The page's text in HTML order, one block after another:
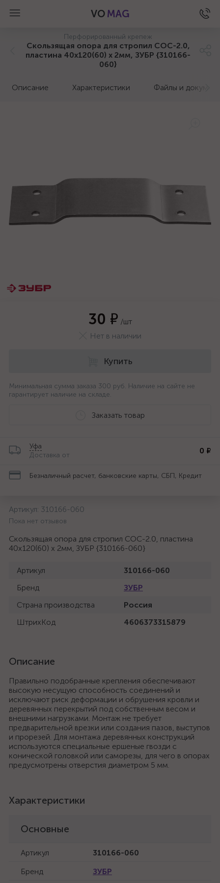
VO MAG
Перфорированный крепеж
Скользящая опора для стропил СОС-2.0,
пластина 40x120(60) x 2мм, ЗУБР {310166-
060}
Описание Характеристики Файлы и
30 ₽ /шт
Нет в наличии
Купить
Минимальная сумма заказа 300 руб. Наличие на сайте не
гарантирует наличие на складе.
Заказать товар
Уфа
Доставка от
0 ₽
Безналичный расчет, банковские карты, СБП, Кредит
Артикул: 310166-060
Пока нет отзывов
Скользящая опора для стропил СОС-2.0, пластина
40x120(60) x 2мм, ЗУБР {310166-060}
Артикул
310166-060
Бренд
ЗУБР
Страна производства
Россия
ШтрихКод
4606373315879
Описание
Правильно подобранные крепления обеспечивают
высокую несущую способность соединений и
исключают риск деформации и обрушения кровли и
деревянных перекрытий под собственным весом и
внешними нагрузками. Монтаж не требует
предварительной врезки или создания пазов, выступов
и прорезей. Для монтажа деревянных конструкций
используются специальные ершеные гвозди с
конической головкой или саморезы, для чего в опорах
предусмотрены отверстия диаметром 5 мм.
Характеристики
Основные
Артикул
310166-060
Бренд
ЗУБР